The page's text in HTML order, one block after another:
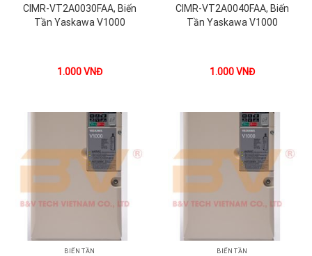
CIMR-VT2A0030FAA, Biến
Tần Yaskawa V1000
1.000VNĐ
CIMR-VT2A0040FAA, Biến
Tần Yaskawa V1000
1.000VNĐ
BIẾN TẦN BIẾN TẦN